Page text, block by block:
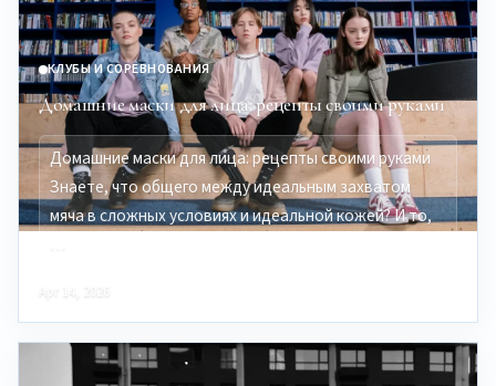
КЛУБЫ И СОРЕВНОВАНИЯ
Домашние маски для лица: рецепты своими руками
Домашние маски для лица: рецепты своими руками
Знаете, что общего между идеальным захватом
мяча в сложных условиях и идеальной кожей? И то,
Apr 14, 2026